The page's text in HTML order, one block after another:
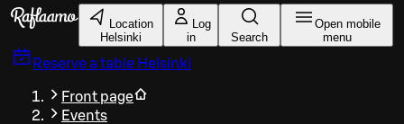
Skip to main content
Location
Helsinki
Log
in
Search
Open mobile
menu
Reserve a table Helsinki
Front page
Events